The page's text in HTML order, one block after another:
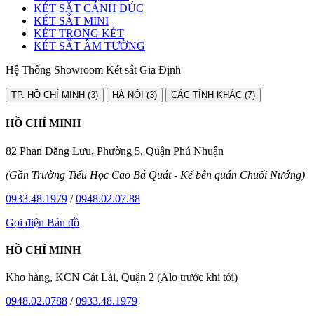
KÉT SẮT CÁNH ĐÚC
KÉT SẮT MINI
KÉT TRONG KÉT
KÉT SẮT ÂM TƯỜNG
Hệ Thống Showroom Két sắt Gia Định
TP. HỒ CHÍ MINH (3) HÀ NỘI (3) CÁC TỈNH KHÁC (7)
HỒ CHÍ MINH
82 Phan Đăng Lưu, Phường 5, Quận Phú Nhuận
(Gần Trường Tiểu Học Cao Bá Quát - Kế bên quán Chuối Nướng)
0933.48.1979 /0948.02.07.88
Gọi điện Bản đồ
HỒ CHÍ MINH
Kho hàng, KCN Cát Lái, Quận 2 (Alo trước khi tới)
0948.02.0788 /0933.48.1979